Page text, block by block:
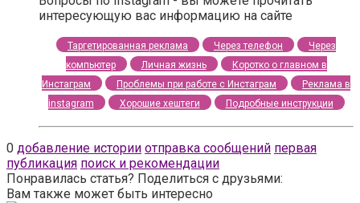
интересующую вас информацию на сайте
Таргетированная реклама Через телефон
Через
компьютер
Личная жизнь
Коротко о главном в
Инстаграм
Проблемы при работе с Инстаграм
Реклама в
instagram
Хорошие хештеги Подробные инструкции
0 добавление истории отправка сообщений первая
публикация поиск и рекомендации
Понравилась статья? Поделиться с друзьями:
Вам также может быть интересно